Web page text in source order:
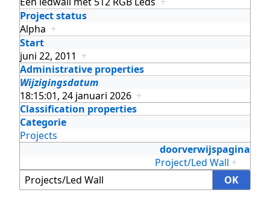
Project status
Alpha +
Start
juni 22, 2011 +
Administrative properties
Wijzigingsdatum
18:15:01, 24 januari 2026 +
Classification properties
Categorie
Projects
doorverwijspagina
Project/Led Wall +